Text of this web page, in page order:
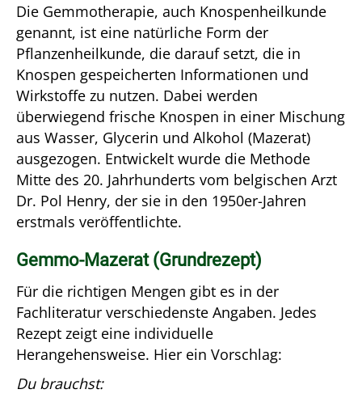
Die Gemmotherapie, auch Knospenheilkunde
genannt, ist eine natürliche Form der
Pflanzenheilkunde, die darauf setzt, die in
Knospen gespeicherten Informationen und
Wirkstoffe zu nutzen. Dabei werden
überwiegend frische Knospen in einer Mischung
aus Wasser, Glycerin und Alkohol (Mazerat)
ausgezogen. Entwickelt wurde die Methode
Mitte des 20. Jahrhunderts vom belgischen Arzt
Dr. Pol Henry, der sie in den 1950er-Jahren
erstmals veröffentlichte.
Gemmo-Mazerat (Grundrezept)
Für die richtigen Mengen gibt es in der
Fachliteratur verschiedenste Angaben. Jedes
Rezept zeigt eine individuelle
Herangehensweise. Hier ein Vorschlag:
Du brauchst: